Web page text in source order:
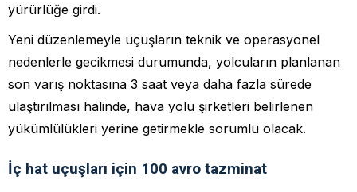
yürürlüğe girdi.
Yeni düzenlemeyle uçuşların teknik ve operasyonel
nedenlerle gecikmesi durumunda, yolcuların planlanan
son varış noktasına 3 saat veya daha fazla sürede
ulaştırılması halinde, hava yolu şirketleri belirlenen
yükümlülükleri yerine getirmekle sorumlu olacak.
İç hat uçuşları için 100 avro tazminat